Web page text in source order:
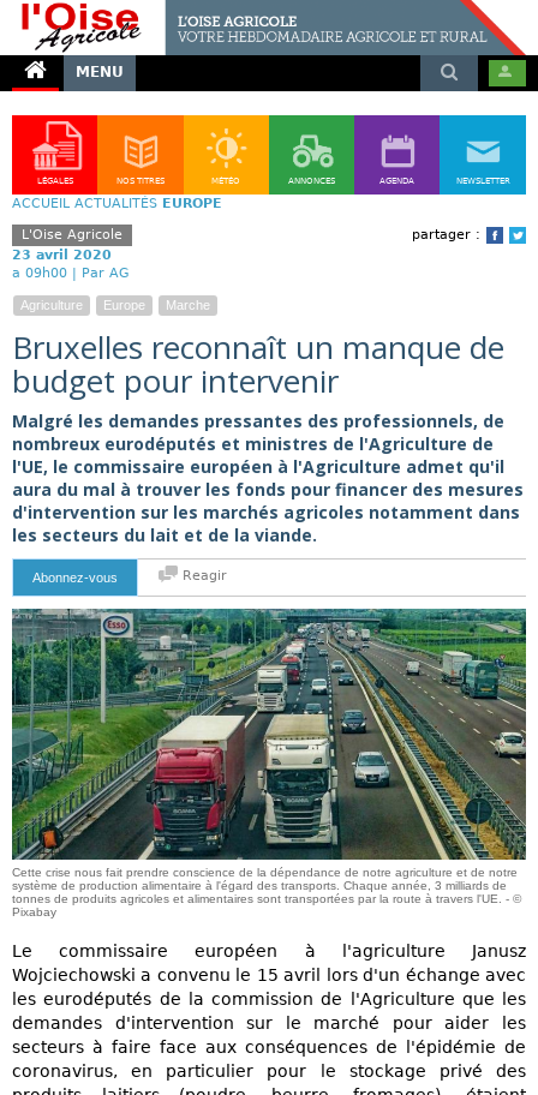
MENU
LÉGALES NOS TITRES MÉTÉO ANNONCES AGENDA NEWSLETTER
ACCUEIL ACTUALITÉS EUROPE
partager :
L'Oise Agricole
23 avril 2020
a 09h00 | Par AG
Agriculture Europe Marche
Bruxelles reconnaît un manque de
budget pour intervenir
Malgré les demandes pressantes des professionnels, de
nombreux eurodéputés et ministres de l'Agriculture de
l'UE, le commissaire européen à l'Agriculture admet qu'il
aura du mal à trouver les fonds pour financer des mesures
d'intervention sur les marchés agricoles notamment dans
les secteurs du lait et de la viande.
Abonnez-vous Reagir
Cette crise nous fait prendre conscience de la dépendance de notre agriculture et de notre
système de production alimentaire à l'égard des transports. Chaque année, 3 milliards de
tonnes de produits agricoles et alimentaires sont transportées par la route à travers l'UE. - ©
Pixabay
Le commissaire européen à l'agriculture Janusz
Wojciechowski a convenu le 15 avril lors d'un échange avec
les eurodéputés de la commission de l'Agriculture que les
demandes d'intervention sur le marché pour aider les
secteurs à faire face aux conséquences de l'épidémie de
coronavirus, en particulier pour le stockage privé des